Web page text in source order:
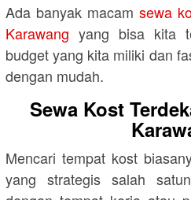
Ada banyak macam sewa
Karawang yang bisa kita
budget yang kita miliki dan
dengan mudah.
Sewa Kost
Mencari tempat kost
yang strategis salah